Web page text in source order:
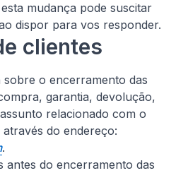
mudança pode suscitar
dispor para vos responder.
clientes
sobre o encerramento das
garantia, devolução,
relacionado com o
do endereço:
.
antes do encerramento das